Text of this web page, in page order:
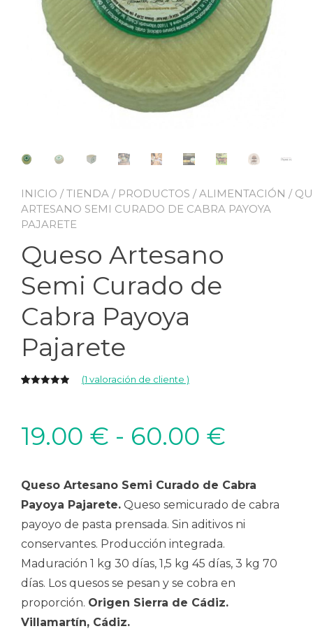
INICIO /TIENDA / PRODUCTOS /ALIMENTACIÓN /
ARTESANO SEMI CURADO DE CABRA PAYOYA
PAJARETE
Queso Artesano
Semi Curado de
Cabra Payoya
Pajarete
(1 valoración de cliente )
19.00 € - 60.00 €
19.00 €
Queso Artesano Semi Curado de Cabra
Payoya Pajarete. Queso semicurado de cabra
payoyo de pasta prensada. Sin aditivos ni
conservantes. Producción integrada.
Maduración 1 kg 30 días, 1,5 kg 45 días, 3 kg 70
días. Los quesos se pesan y se cobra en
proporción. Origen Sierra de Cádiz.
Villamartín, Cádiz.